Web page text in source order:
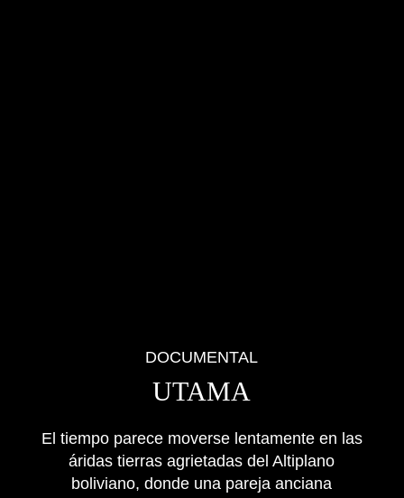
DOCUMENTAL
UTAMA
El tiempo parece moverse lentamente en las
áridas tierras agrietadas del Altiplano
boliviano, donde una pareja anciana